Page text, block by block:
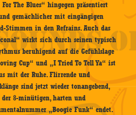
For The Blues“ hingegen präsentiert
gemächlicher mit eingängigen
Stimmen in den Refrains. Auch das
wirkt sich durch seinen typisch
beruhigend auf die Gefühlslage
Cup“ und „I Tried To Tell Ya“ ist
mit der Ruhe. Flirrende und
sind jetzt wieder tonangebend,
8-minütigen, harten und
„Boogie Funk“ endet.